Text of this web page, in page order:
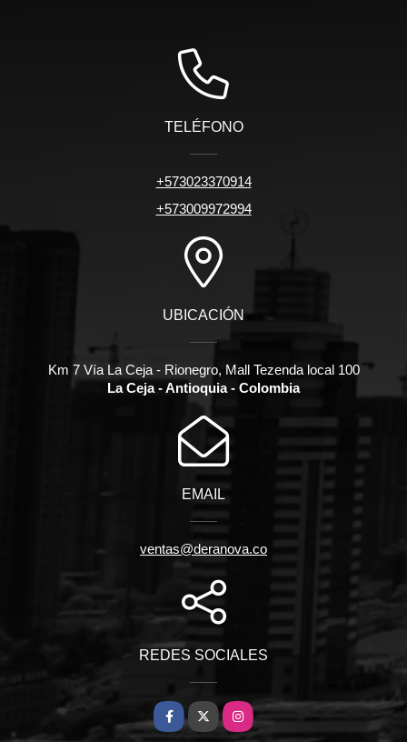
TELÉFONO
+573023370914
+573009972994
UBICACIÓN
Km 7 Vía La Ceja - Rionegro, Mall Tezenda local 100
La Ceja - Antioquia - Colombia
EMAIL
ventas@deranova.co
REDES SOCIALES
Facebook
X Instagram